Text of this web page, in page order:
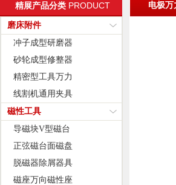
精展产品分类 PRODUCT
磨床附件
冲子成型研磨器
砂轮成型修整器
精密型工具万力
线割机通用夹具
磁性工具
导磁块V型磁台
正弦磁台面磁盘
脱磁器除屑器具
磁座万向磁性座
电极万